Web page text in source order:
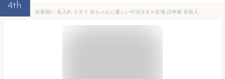
4th
出産祝い 名入れ スタイ 赤ちゃんに優しい今治タオル生地 日本製 名前入り よだれかけ ビブ お食事エプロン ポップデザイン ハイビスカス 男の子 女の子 ベビー 新生児 通常6-7営業日お届け クリスマス 【メール便対応】 ココロコ